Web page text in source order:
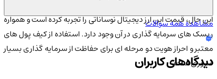
این حال، قیمت این ارز دیجیتال نوساناتی را تجربه کرده است و همواره
ریسک های سرمایه گذاری در آن وجود دارد. استفاده از کیف پول های
معتبر و احراز هویت دو مرحله ای برای حفاظت از سرمایه گذاری بسیار
ضروری است.
مشاهده همه سوالات
دیدگاه‌های کاربران